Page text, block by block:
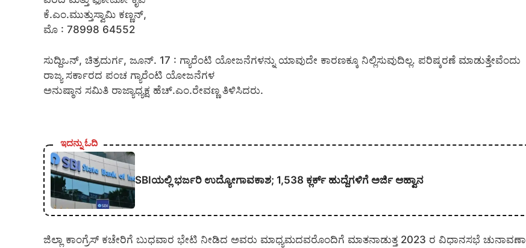
ಕೆ.ಎಂ.ಮುತ್ತುಸ್ವಾಮಿ ಕಣ್ಣನ್,
ಮೊ : 78998 64552
ಸುದ್ದಿಒನ್, ಚಿತ್ರದುರ್ಗ, ಜೂನ್‌. 17 : ಗ್ಯಾರೆಂಟಿ ಯೋಜನೆಗಳನ್ನು ಯಾವುದೇ ಕಾರಣಕ್ಕೂ ನಿಲ್ಲಿಸುವುದಿಲ್ಲ. ಪರಿಷ್ಕರಣೆ ಮಾಡುತ್ತೇವೆಂದು
ರಾಜ್ಯ ಸರ್ಕಾರದ ಪಂಚ ಗ್ಯಾರೆಂಟಿ ಯೋಜನೆಗಳ
ಅನುಷ್ಠಾನ ಸಮಿತಿ ರಾಜ್ಯಾಧ್ಯಕ್ಷ ಹೆಚ್.ಎಂ.ರೇವಣ್ಣ ತಿಳಿಸಿದರು.
ಇದನ್ನು ಓದಿ
SBIಯಲ್ಲಿ ಭರ್ಜರಿ ಉದ್ಯೋಗಾವಕಾಶ; 1,538 ಕ್ಲರ್ಕ್ ಹುದ್ದೆಗಳಿಗೆ ಅರ್ಜಿ ಆಹ್ವಾನ
ಜಿಲ್ಲಾ ಕಾಂಗ್ರೆಸ್ ಕಚೇರಿಗೆ ಬುಧವಾರ ಭೇಟಿ ನೀಡಿದ ಅವರು ಮಾಧ್ಯಮದವರೊಂದಿಗೆ ಮಾತನಾಡುತ್ತ 2023 ರ ವಿಧಾನಸಭೆ ಚುನಾವಣಾ